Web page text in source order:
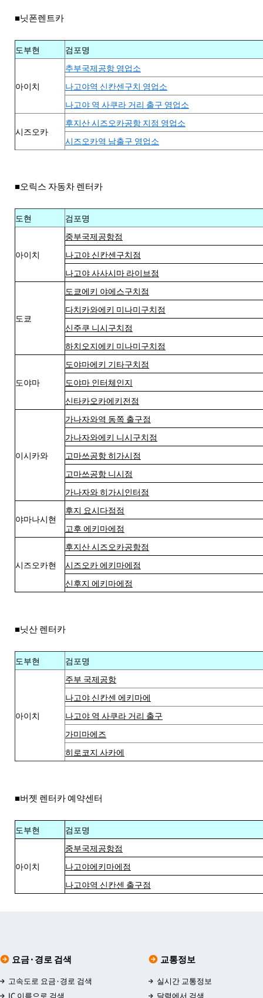
■닛폰렌트카
도부현 검포명
아이치
추부국제공항 영업소
나고야역 신칸센구치 영업소
나고야 역 사쿠라 거리 출구 영업소
시즈오카
후지산 시즈오카공항 지점 영업소
시즈오카역 남출구 영업소
■오릭스 자동차 렌터카
도현 검포명
아이치
중부국제공항점
나고야 신칸센구치점
나고야 사사시마 라이브점
도쿄
도쿄에키 야에스구치점
다치카와에키 미나미구치점
신주쿠 니시구치점
하치오지에키 미나미구치점
도야마
도야마에키 기타구치점
도야마 인터체인지
신타카오카에키전점
이시카와
가나자와역 동쪽 출구점
가나자와에키 니시구치점
고마쓰공항 히가시점
고마쓰공항 니시점
가나자와 히가시인터점
야마나시현
후지 요시다점점
고후 에키마에점
시즈오카현
후지산 시즈오카공항점
시즈오카 에키마에점
신후지 에키마에점
■닛산 렌터카
도부현 검포명
아이치
주부 국제공항
나고야 신칸센 에키마에
나고야 역 사쿠라 거리 출구
가미마에즈
히로코지 사카에
■버젯 렌터카 예약센터
도부현 검포명
아이치
중부국제공항점
나고야에키마에점
나고야역 신칸센 출구점
요금·경로 검색
고속도로 요금·경로 검색
IC 이름으로 검색
교통정보
실시간 교통정보
달력에서 검색